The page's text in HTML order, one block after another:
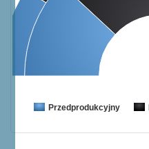
Przedprodukcyjny